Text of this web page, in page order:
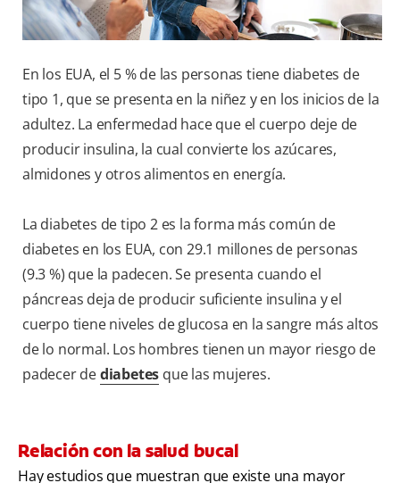
En los EUA, el 5 % de las personas tiene diabetes de
tipo 1, que se presenta en la niñez y en los inicios de la
adultez. La enfermedad hace que el cuerpo deje de
producir insulina, la cual convierte los azúcares,
almidones y otros alimentos en energía.
La diabetes de tipo 2 es la forma más común de
diabetes en los EUA, con 29.1 millones de personas
(9.3 %) que la padecen. Se presenta cuando el
páncreas deja de producir suficiente insulina y el
cuerpo tiene niveles de glucosa en la sangre más altos
de lo normal. Los hombres tienen un mayor riesgo de
padecer dediabetes que las mujeres.
Relación con la salud bucal
Hay estudios que muestran que existe una mayor